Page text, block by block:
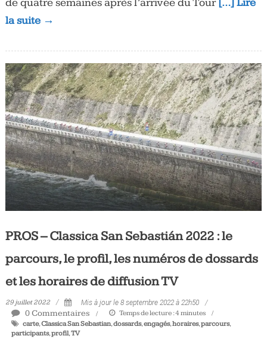
de quatre semaines après l’arrivée du Tour[…] Lire
la suite →
PROS – Classica San Sebastián 2022 : le
parcours, le profil, les numéros de dossards
et les horaires de diffusion TV
29 juillet 2022 Mis à jour le 8 septembre 2022 à 22h50
0 Commentaires Temps de lecture :4 minutes
carte,Classica San Sebastian,dossards,engagés,horaires,parcours,
participants,profil,TV